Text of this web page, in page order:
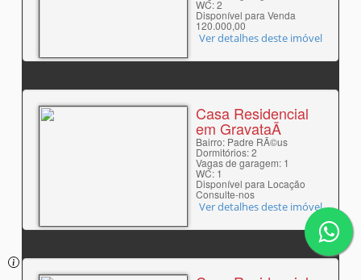
WC: 2
Disponível para Venda
120.000,00
Ver detalhes deste imóvel
Casa Residencial
em GravataÃ­
Bairro: Padre RÃ©us
Dormitórios: 2
Vagas de garagem: 1
WC: 1
Disponível para Locação
Consulte-nos
Ver detalhes deste imóvel